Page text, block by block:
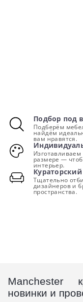
Подбор под
Подберём
найдём
вам нравятся.
размере —
интерьер.
Тщательно
дизайнеров и
пространства.
Manchester
новинки и